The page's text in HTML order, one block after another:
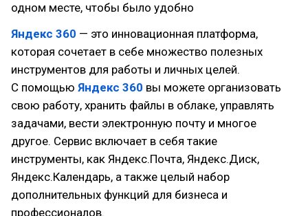
одном месте, чтобы было удобно
Яндекс 360 — это инновационная платформа,
которая сочетает в себе множество полезных
инструментов для работы и личных целей.
С помощью Яндекс 360 вы можете организовать
свою работу, хранить файлы в облаке, управлять
задачами, вести электронную почту и многое
другое. Сервис включает в себя такие
инструменты, как Яндекс.Почта, Яндекс.Диск,
Яндекс.Календарь, а также целый набор
дополнительных функций для бизнеса и
профессионалов.